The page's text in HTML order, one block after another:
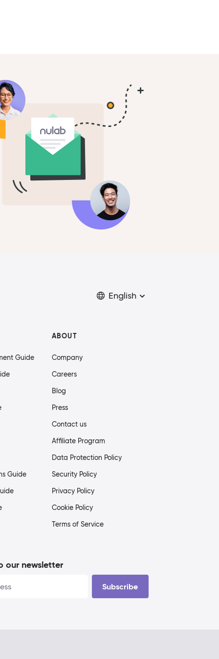
English
Guide
Guide
ABOUT
Company
Careers
Blog
Press
Contact us
Affiliate Program
Data Protection Policy
Security Policy
Privacy Policy
Cookie Policy
Terms of Service
our newsletter
Subscribe